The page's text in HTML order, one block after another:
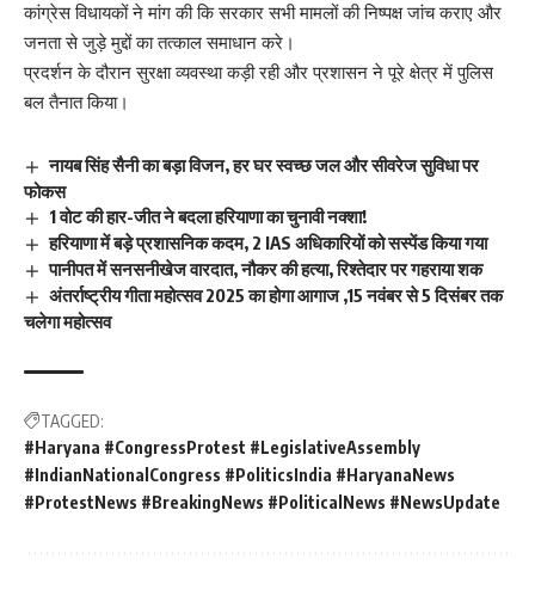
कांग्रेस विधायकों ने मांग की कि सरकार सभी मामलों की निष्पक्ष जांच कराए और
जनता से जुड़े मुद्दों का तत्काल समाधान करे।
प्रदर्शन के दौरान सुरक्षा व्यवस्था कड़ी रही और प्रशासन ने पूरे क्षेत्र में पुलिस
बल तैनात किया।
नायब सिंह सैनी का बड़ा विजन, हर घर स्वच्छ जल और सीवरेज सुविधा पर
फोकस
1 वोट की हार-जीत ने बदला हरियाणा का चुनावी नक्शा!
हरियाणा में बड़े प्रशासनिक कदम, 2 IAS अधिकारियों को सस्पेंड किया गया
पानीपत में सनसनीखेज वारदात, नौकर की हत्या, रिश्तेदार पर गहराया शक
अंतर्राष्ट्रीय गीता महोत्सव 2025 का होगा आगाज ,15 नवंबर से 5 दिसंबर तक
चलेगा महोत्सव
TAGGED:
#Haryana #CongressProtest #LegislativeAssembly
#IndianNationalCongress #PoliticsIndia #HaryanaNews
#ProtestNews #BreakingNews #PoliticalNews #NewsUpdate